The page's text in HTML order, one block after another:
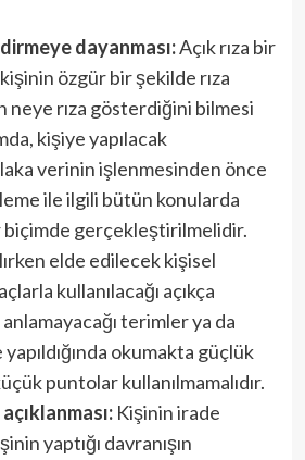
dayanması:Açık rıza bir
özgür bir şekilde rıza
neye rıza gösterdiğini bilmesi
kişiye yapılacak
verinin işlenmesinden önce
ile ilgili bütün konularda
biçimde gerçekleştirilmelidir.
elde edilecek kişisel
kullanılacağı açıkça
terimler ya da
okumakta güçlük
puntolar kullanılmamalıdır.
Kişinin irade
yaptığı davranışın